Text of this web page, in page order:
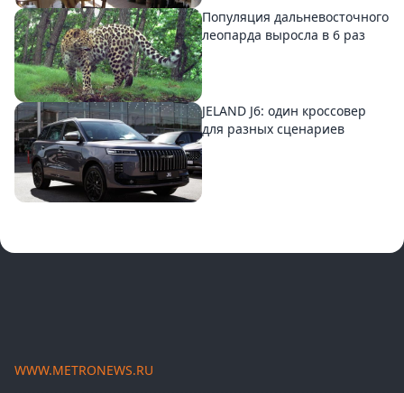
Популяция дальневосточного
леопарда выросла в 6 раз
JELAND J6: один кроссовер
для разных сценариев
WWW.METRONEWS.RU